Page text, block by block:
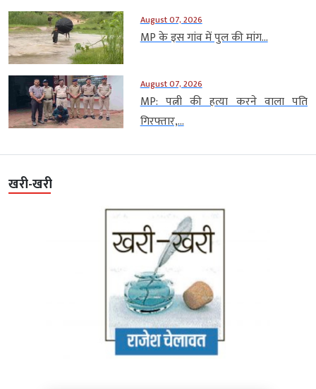
August 07, 2026
MP के इस गांव में पुल की मांग...
August 07, 2026
MP: पत्नी की हत्या करने वाला पति
गिरफ्तार,...
खरी-खरी